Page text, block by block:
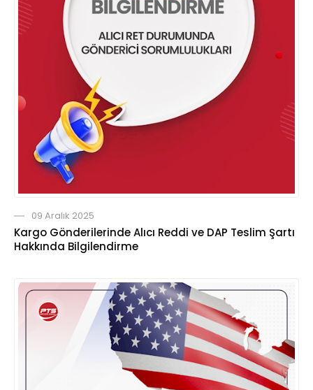
09 Aralık 2025
Kargo Gönderilerinde Alıcı Reddi ve DAP Teslim Şartı
Hakkında Bilgilendirme